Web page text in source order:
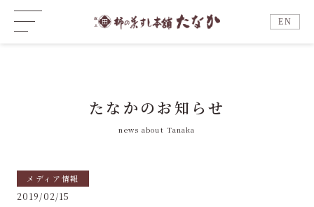
EN
たなかのお知らせ
news about Tanaka
メディア情報
2019/02/15